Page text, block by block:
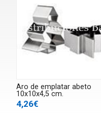
Aro de emplatar abeto
10x10x4,5 cm.
4,26€